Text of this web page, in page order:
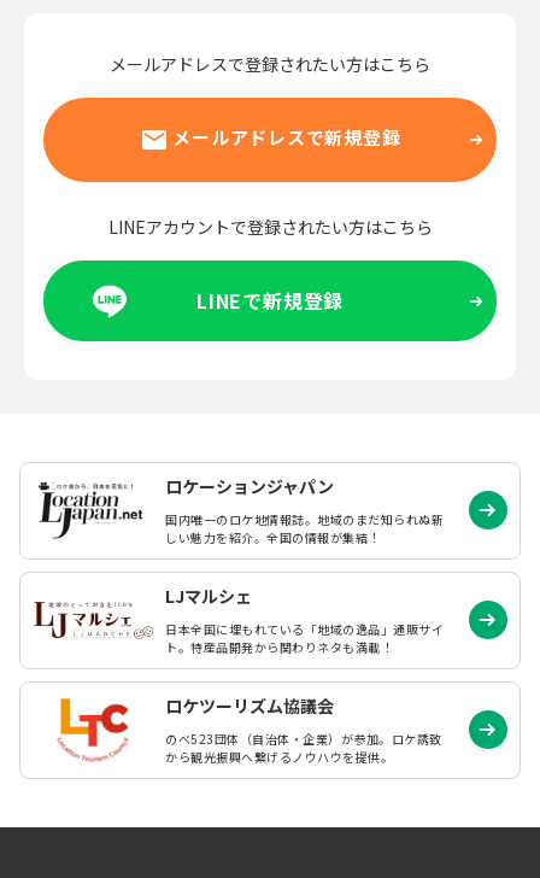
メールアドレスで登録されたい方はこちら
メールアドレスで新規登録
LINEアカウントで登録されたい方はこちら
LINEで新規登録
ロケーションジャパン
国内唯一のロケ地情報誌。地域のまだ知られぬ新
しい魅力を紹介。全国の情報が集結！
LJマルシェ
日本全国に埋もれている「地域の逸品」通販サイ
ト。特産品開発から関わりネタも満載！
ロケツーリズム協議会
のべ523団体（自治体・企業）が参加。ロケ誘致
から観光振興へ繋げるノウハウを提供。